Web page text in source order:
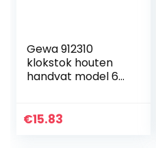
Gewa 912310
klokstok houten
handvat model 6
€15.83